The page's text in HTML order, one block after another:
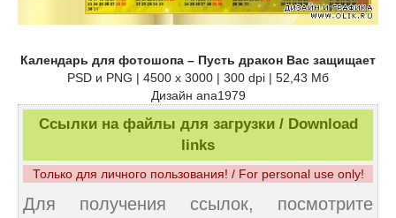
Календарь для фотошопа – Пусть дракон Вас защищает
PSD и PNG | 4500 x 3000 | 300 dpi | 52,43 Мб
Дизайн ana1979
Ссылки на файлы для загрузки / Download
links
Только для личного пользования! / For personal use only!
Для получения ссылок, посмотрите